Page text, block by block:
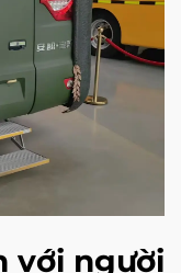
với người